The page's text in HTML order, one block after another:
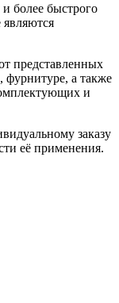
более быстрого
являются
представленных
фурнитуре, а также
и
заказу
её применения.